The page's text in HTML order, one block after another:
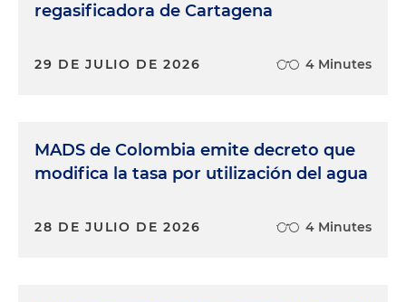
regasificadora de Cartagena
29 DE JULIO DE 2026 4 Minutes
MADS de Colombia emite decreto que
modifica la tasa por utilización del agua
28 DE JULIO DE 2026 4 Minutes